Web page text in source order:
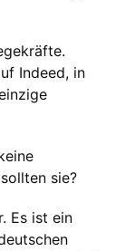
Indeed, in
sie?
Es ist ein